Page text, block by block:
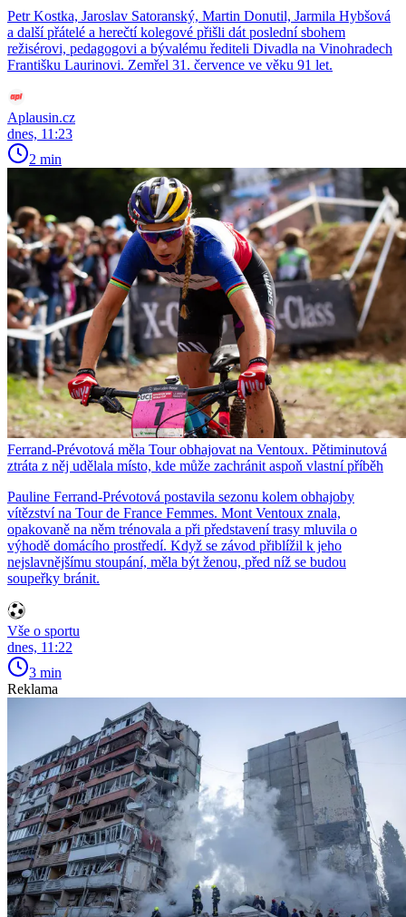
Petr Kostka, Jaroslav Satoranský, Martin Donutil, Jarmila Hybšová
a další přátelé a herečtí kolegové přišli dát poslední sbohem
režisérovi, pedagogovi a bývalému řediteli Divadla na Vinohradech
Františku Laurinovi. Zemřel 31. července ve věku 91 let.
Aplausin.cz
dnes, 11:23
2 min
Ferrand-Prévotová měla Tour obhajovat na Ventoux. Pětiminutová
ztráta z něj udělala místo, kde může zachránit aspoň vlastní příběh
Pauline Ferrand-Prévotová postavila sezonu kolem obhajoby
vítězství na Tour de France Femmes. Mont Ventoux znala,
opakovaně na něm trénovala a při představení trasy mluvila o
výhodě domácího prostředí. Když se závod přiblížil k jeho
nejslavnějšímu stoupání, měla být ženou, před níž se budou
soupeřky bránit.
Vše o sportu
dnes, 11:22
3 min
Reklama